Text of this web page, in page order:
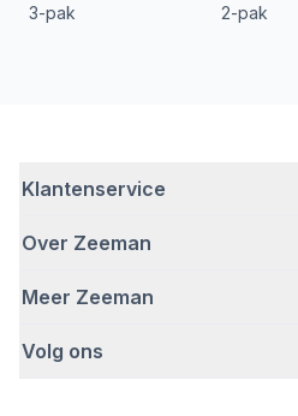
3-pak 2-pak
Klantenservice
Veelgestelde vragen
Bezorgen
Retourneren
Over Zeeman
Wie wij zijn
Hoe wij verantwoord
Meer Zeeman
Veiligheidswaarschuwing
Volg ons